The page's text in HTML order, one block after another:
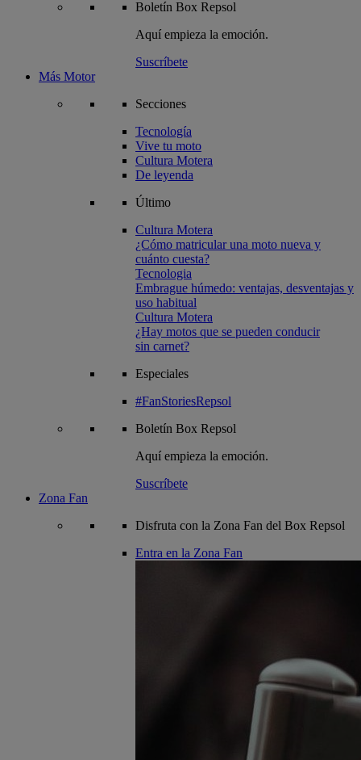
Boletín Box Repsol
Aquí empieza la emoción.
Suscríbete
Más Motor
Secciones
Tecnología
Vive tu moto
Cultura Motera
De leyenda
Último
Cultura Motera
¿Cómo matricular una moto nueva y
cuánto cuesta?
Tecnologia
Embrague húmedo: ventajas, desventajas y
uso habitual
Cultura Motera
¿Hay motos que se pueden conducir
sin carnet?
Especiales
#FanStoriesRepsol
Boletín Box Repsol
Aquí empieza la emoción.
Suscríbete
Zona Fan
Disfruta con la Zona Fan del Box Repsol
Entra en la Zona Fan